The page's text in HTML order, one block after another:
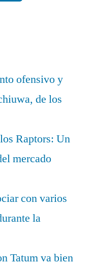
ofensivo y
de los
Raptors: Un
mercado
con varios
la
Tatum va bien